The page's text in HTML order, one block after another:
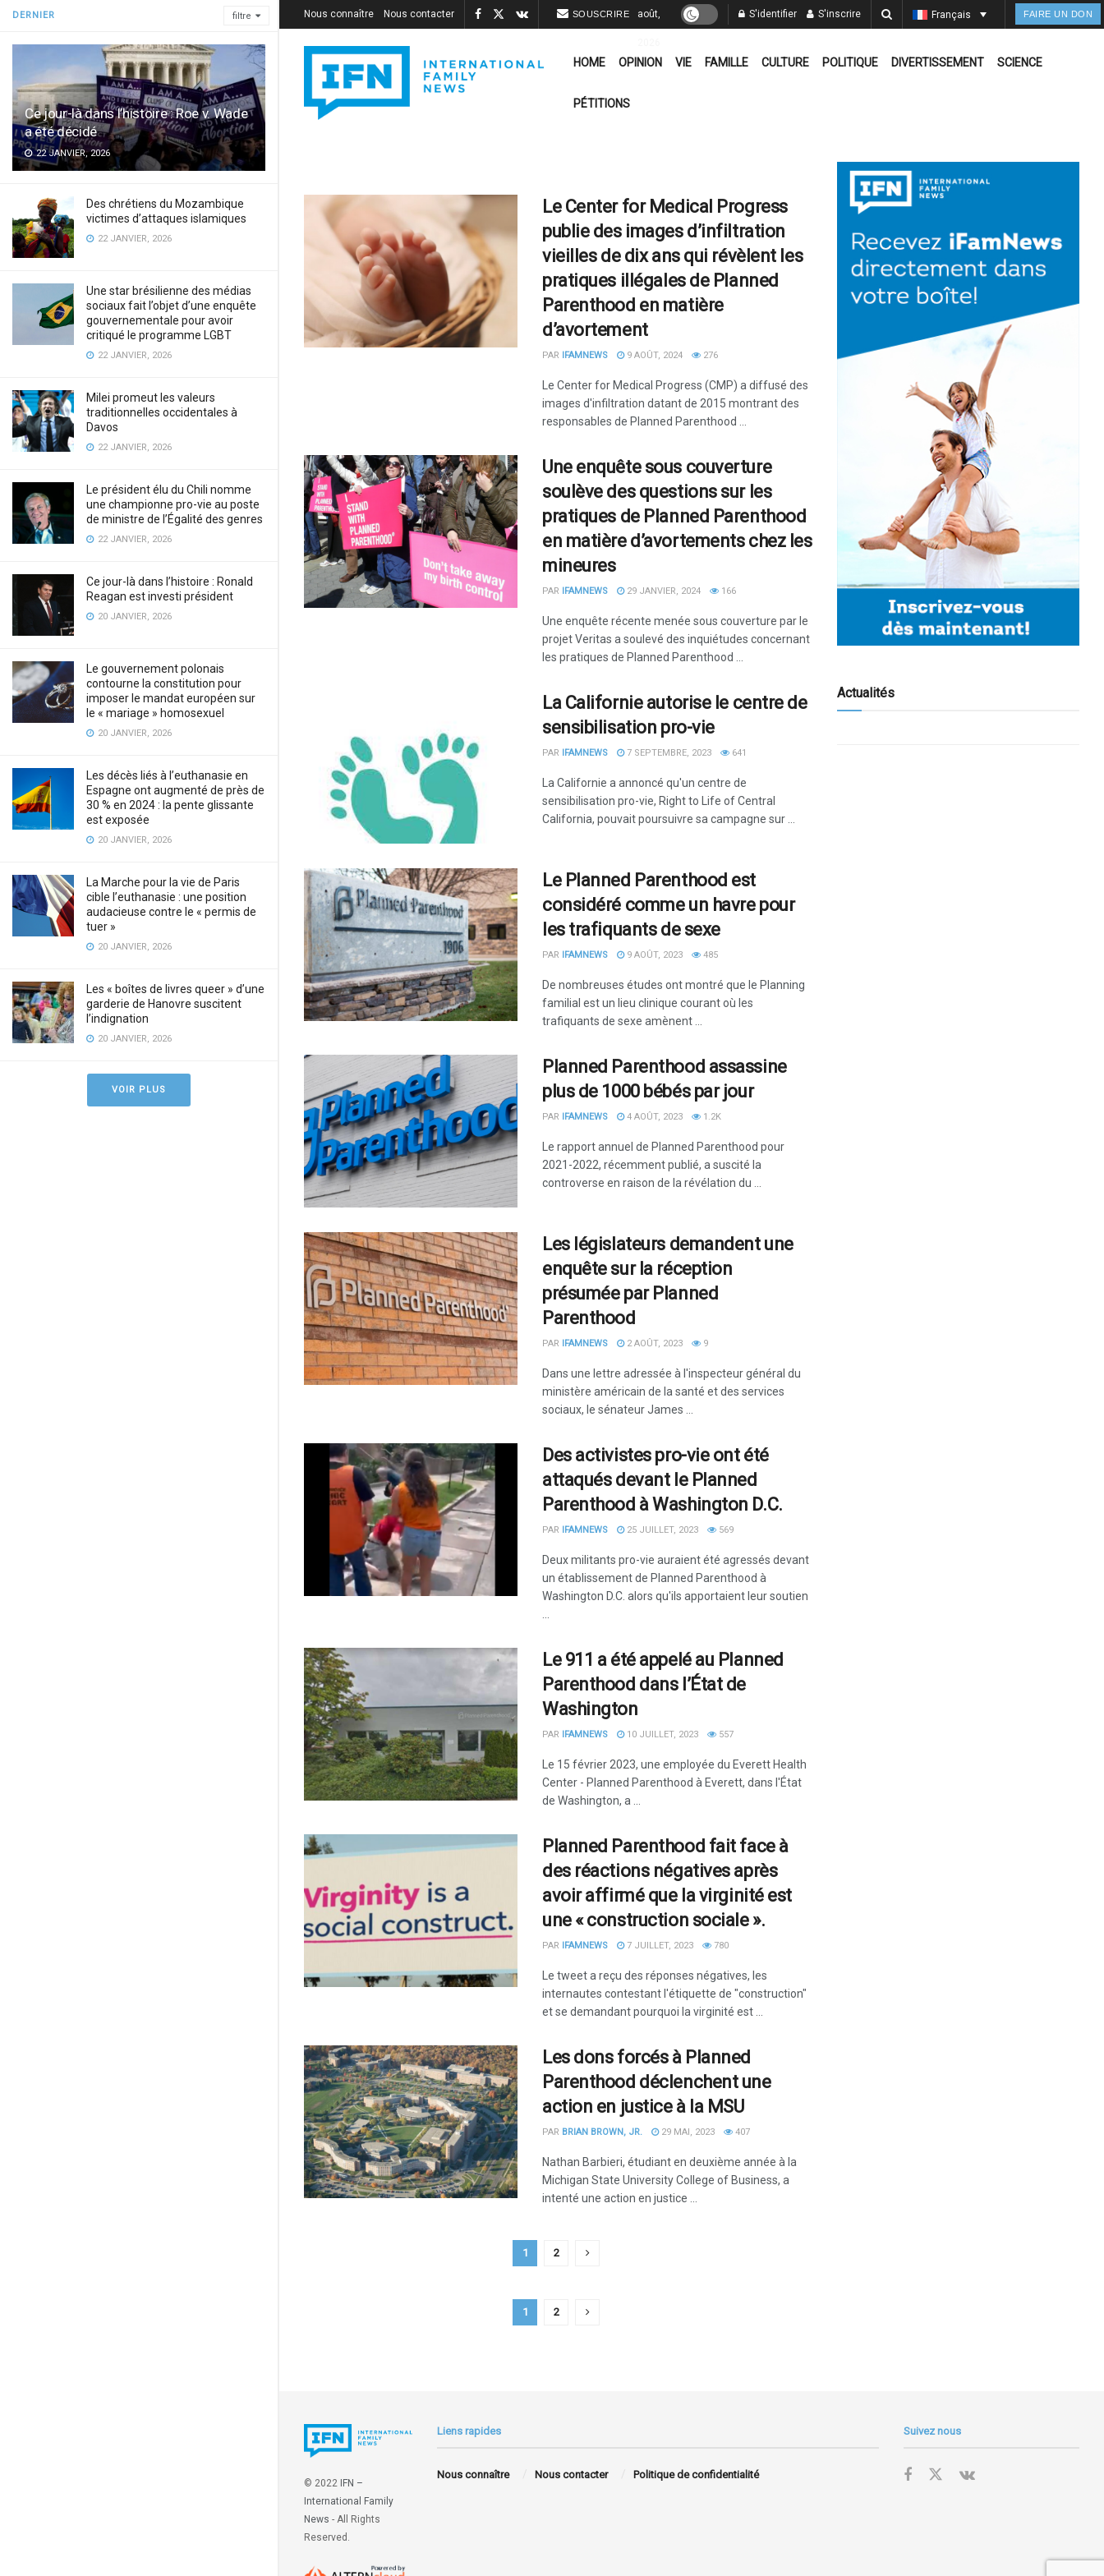
DERNIER filtre
Ce jour-là dans l’histoire : Roe v. Wade
a été décidé
22 JANVIER, 2026
Des chrétiens du Mozambique
victimes d’attaques islamiques
22 JANVIER, 2026
Une star brésilienne des médias
sociaux fait l’objet d’une enquête
gouvernementale pour avoir
critiqué le programme LGBT
22 JANVIER, 2026
Milei promeut les valeurs
traditionnelles occidentales à
Davos
22 JANVIER, 2026
Le président élu du Chili nomme
une championne pro-vie au poste
de ministre de l’Égalité des genres
22 JANVIER, 2026
Ce jour-là dans l’histoire : Ronald
Reagan est investi président
20 JANVIER, 2026
Le gouvernement polonais
contourne la constitution pour
imposer le mandat européen sur
le « mariage » homosexuel
20 JANVIER, 2026
Les décès liés à l’euthanasie en
Espagne ont augmenté de près de
30 % en 2024 : la pente glissante
est exposée
20 JANVIER, 2026
La Marche pour la vie de Paris
cible l’euthanasie : une position
audacieuse contre le « permis de
tuer »
20 JANVIER, 2026
Les « boîtes de livres queer » d’une
garderie de Hanovre suscitent
l’indignation
20 JANVIER, 2026
VOIR PLUS
Nous connaître Nous contacter SOUSCRIRE août, S'identifier S'inscrire Français FAIRE UN DON
HOME OPINION VIE FAMILLE CULTURE POLITIQUE DIVERTISSEMENT SCIENCE
PÉTITIONS
Le Center for Medical Progress
publie des images d’infiltration
vieilles de dix ans qui révèlent les
pratiques illégales de Planned
Parenthood en matière
d’avortement
PAR IFAMNEWS 9 AOÛT, 2024 276
Le Center for Medical Progress (CMP) a diffusé des
images d'infiltration datant de 2015 montrant des
responsables de Planned Parenthood ...
Une enquête sous couverture
soulève des questions sur les
pratiques de Planned Parenthood
en matière d’avortements chez les
mineures
PAR IFAMNEWS 29 JANVIER, 2024 166
Une enquête récente menée sous couverture par le
projet Veritas a soulevé des inquiétudes concernant
les pratiques de Planned Parenthood ...
La Californie autorise le centre de
sensibilisation pro-vie
PAR IFAMNEWS 7 SEPTEMBRE, 2023 641
La Californie a annoncé qu'un centre de
sensibilisation pro-vie, Right to Life of Central
California, pouvait poursuivre sa campagne sur ...
Le Planned Parenthood est
considéré comme un havre pour
les trafiquants de sexe
PAR IFAMNEWS 9 AOÛT, 2023 485
De nombreuses études ont montré que le Planning
familial est un lieu clinique courant où les
trafiquants de sexe amènent ...
Planned Parenthood assassine
plus de 1000 bébés par jour
PAR IFAMNEWS 4 AOÛT, 2023 1.2K
Le rapport annuel de Planned Parenthood pour
2021-2022, récemment publié, a suscité la
controverse en raison de la révélation du ...
Les législateurs demandent une
enquête sur la réception
présumée par Planned
Parenthood
PAR IFAMNEWS 2 AOÛT, 2023 9
Dans une lettre adressée à l'inspecteur général du
ministère américain de la santé et des services
sociaux, le sénateur James ...
Des activistes pro-vie ont été
attaqués devant le Planned
Parenthood à Washington D.C.
PAR IFAMNEWS 25 JUILLET, 2023 569
Deux militants pro-vie auraient été agressés devant
un établissement de Planned Parenthood à
Washington D.C. alors qu'ils apportaient leur soutien
Le 911 a été appelé au Planned
Parenthood dans l’État de
Washington
PAR IFAMNEWS 10 JUILLET, 2023 557
Le 15 février 2023, une employée du Everett Health
Center - Planned Parenthood à Everett, dans l'État
de Washington, a ...
Planned Parenthood fait face à
des réactions négatives après
avoir affirmé que la virginité est
une « construction sociale ».
PAR IFAMNEWS 7 JUILLET, 2023 780
Le tweet a reçu des réponses négatives, les
internautes contestant l'étiquette de "construction"
et se demandant pourquoi la virginité est ...
Les dons forcés à Planned
Parenthood déclenchent une
action en justice à la MSU
PAR BRIAN BROWN, JR. 29 MAI, 2023 407
Nathan Barbieri, étudiant en deuxième année à la
Michigan State University College of Business, a
intenté une action en justice ...
1 2
1 2
Actualités
© 2022 IFN –
International Family
News - All Rights
Reserved.
Liens rapides
Nous connaître Nous contacter Politique de confidentialité
Suivez nous